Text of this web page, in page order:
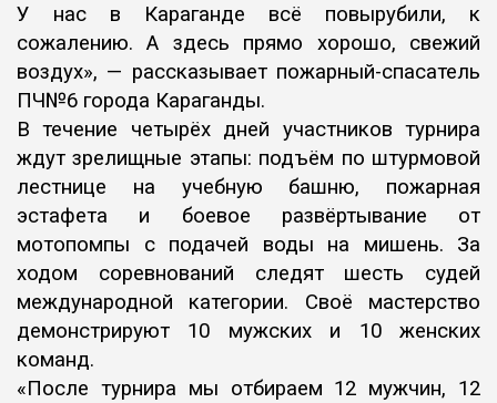
У нас в Караганде всё повырубили, к
сожалению. А здесь прямо хорошо, свежий
воздух», — рассказывает пожарный-спасатель
ПЧ№6 города Караганды.
В течение четырёх дней участников турнира
ждут зрелищные этапы: подъём по штурмовой
лестнице на учебную башню, пожарная
эстафета и боевое развёртывание от
мотопомпы с подачей воды на мишень. За
ходом соревнований следят шесть судей
международной категории. Своё мастерство
демонстрируют 10 мужских и 10 женских
команд.
«После турнира мы отбираем 12 мужчин, 12